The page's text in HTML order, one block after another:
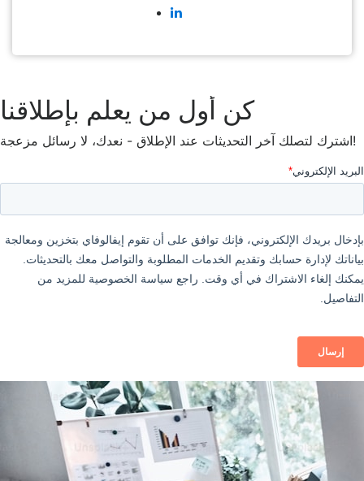
كن أول من يعلم بإطلاقنا
اشترك لتصلك آخر التحديثات عند الإطلاق - نعدك، لا رسائل مزعجة!